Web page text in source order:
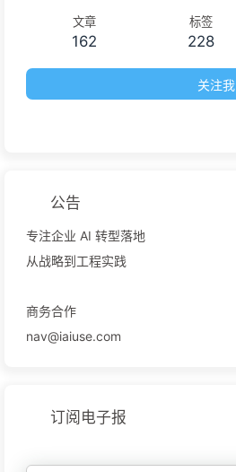
文章
162
标签
228
关注我
公告
专注企业 AI 转型落地
从战略到工程实践
商务合作
nav@iaiuse.com
订阅电子报